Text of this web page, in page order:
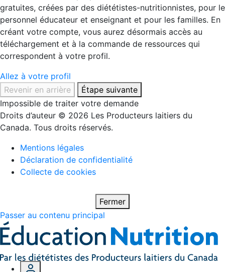
gratuites, créées par des diététistes-nutritionnistes, pour le
personnel éducateur et enseignant et pour les familles. En
créant votre compte, vous aurez désormais accès au
téléchargement et à la commande de ressources qui
correspondent à votre profil.
Allez à votre profil
Revenir en arrière
Étape suivante
Impossible de traiter votre demande
Droits d’auteur © 2026 Les Producteurs laitiers du
Canada. Tous droits réservés.
Mentions légales
Déclaration de confidentialité
Collecte de cookies
Fermer
Passer au contenu principal